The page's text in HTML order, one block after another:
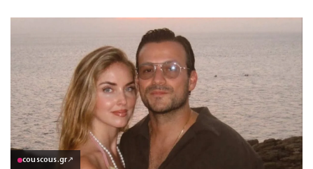
couscous.gr↗